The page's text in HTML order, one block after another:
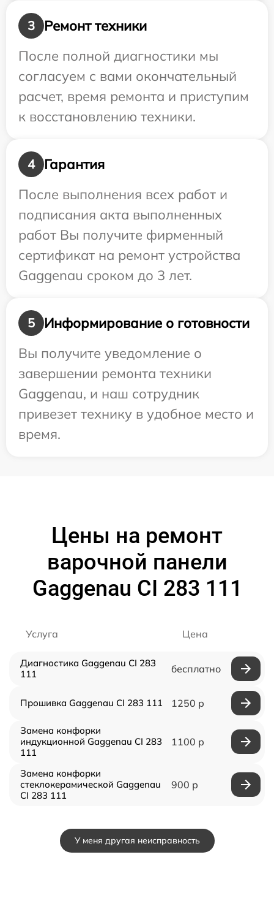
3
Ремонт техники
После полной диагностики мы
согласуем с вами окончательный
расчет, время ремонта и приступим
к восстановлению техники.
4
Гарантия
После выполнения всех работ и
подписания акта выполненных
работ Вы получите фирменный
сертификат на ремонт устройства
Gaggenau сроком до 3 лет.
5
Информирование о готовности
Вы получите уведомление о
завершении ремонта техники
Gaggenau, и наш сотрудник
привезет технику в удобное место и
время.
Цены на ремонт
варочной панели
Gaggenau CI 283 111
Услуга Цена
Диагностика Gaggenau CI 283
111
бесплатно
Прошивка Gaggenau CI 283 111 1250 р
Замена конфорки
индукционной Gaggenau CI 283
111
1100 р
Замена конфорки
стеклокерамической Gaggenau
CI 283 111
900 р
У меня другая неисправность